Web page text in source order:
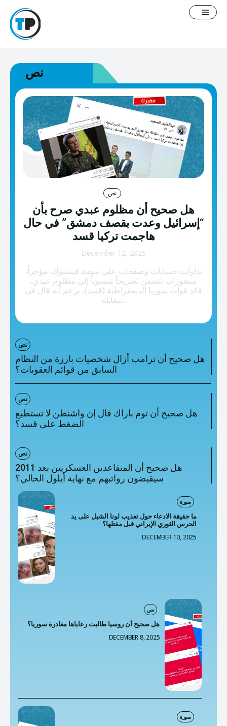
English
سياسة التصحيح
معلومات عنا
فيديوغرافيك
خطاب كراهية
تصنيفات إضافية
المعلومات الخاطئة
المعلومات المضللة
تحقق
نص
نص
هل صحيح أن مظلوم عبدي صرح بأن
“إسرائيل وعدت بقصف دمشق” في حال
هاجمت تركيا قسد
December 12, 2025
تداولت حسابات وصفحات على منصة فيسبوك، مؤخراً،
منشورات تتضمن تصريحاً منسوباً إلى مظلوم عبدي،
قائد قوات سوريا الديمقراطية (قسد)، يزعم أنه قال في
مقابلة...
نص
هل صحيح أن ترامب أزال شخصيات بارزة من النظام
السابق من قوائم العقوبات؟
نص
هل صحيح أن توم باراك قال إن واشنطن لا تستطيع
الضغط على قسد؟
نص
هل صحيح أن المتقاعدين العسكريين بعد 2011
سيقبضون رواتبهم مع نهاية أيلول الحالي؟
صورة
ما حقيقة الادعاء حول تعذيب لونا الشبل على يد
الحرس الثوري الإيراني قبل مقتلها؟
DECEMBER 10, 2025
نص
هل صحيح أن روسيا طالبت رعاياها مغادرة سوريا؟
DECEMBER 8, 2025
صورة